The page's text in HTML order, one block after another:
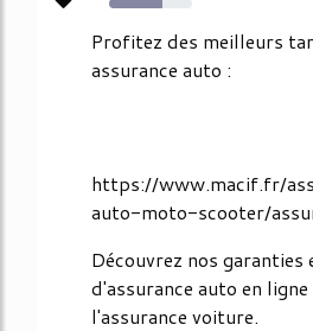
64%
Profitez des meilleurs
assurance auto :
https://www.macif.fr/
auto-moto-scooter/
Découvrez nos
d'assurance auto en
l'assurance voiture.